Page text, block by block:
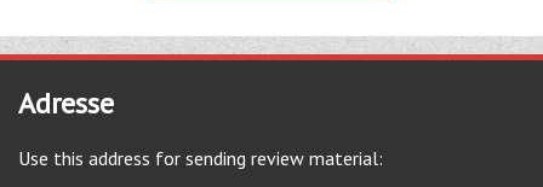
Adresse
Use this address for sending review material: